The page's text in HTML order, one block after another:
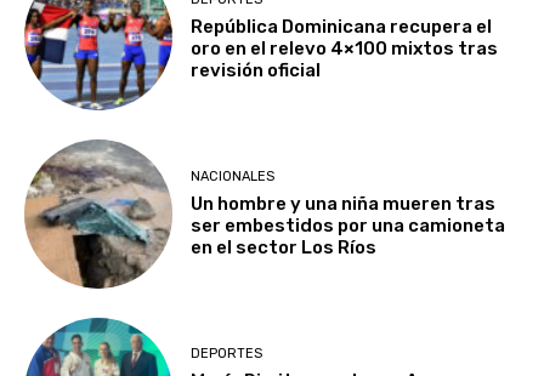
República Dominicana recupera el
oro en el relevo 4×100 mixtos tras
revisión oficial
NACIONALES
Un hombre y una niña mueren tras
ser embestidos por una camioneta
en el sector Los Ríos
DEPORTES